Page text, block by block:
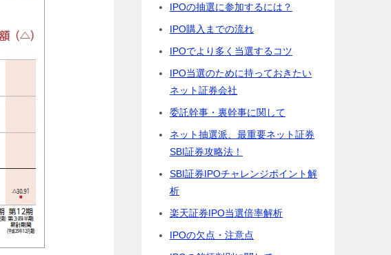
IPOの抽選に参加するには？
IPO購入までの流れ
IPOでより多く当選するコツ
IPO当選のために持っておきたい
ネット証券会社
委託幹事・裏幹事に関して
ネット抽選派、最重要ネット証券
SBI証券攻略法！
SBI証券IPOチャレンジポイント解
析
楽天証券IPO当選倍率解析
IPOの欠点・注意点